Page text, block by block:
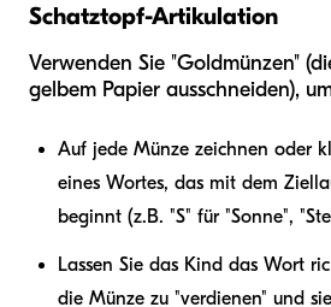
Schatztopf-Artikulation
Verwenden Sie "Goldmünzen"
gelbem Papier ausschneiden),
Auf jede Münze zeichnen oder
eines Wortes, das mit dem
beginnt (z.B. "S" für "Sonne",
Lassen Sie das Kind das Wort
die Münze zu "verdienen" und